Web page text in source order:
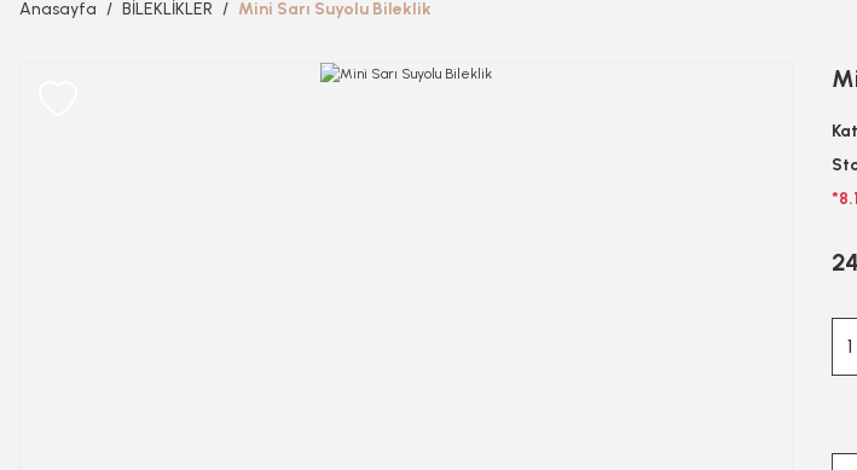
Anasayfa BİLEKLİKLER Mini Sarı Suyolu Bileklik